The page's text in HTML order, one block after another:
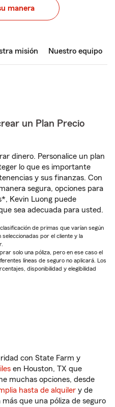
manera
misión Nuestro equipo
un Plan Precio
dinero. Personalice un plan
lo que es importante
y sus finanzas. Con
segura, opciones para
Kevin Luong puede
sea adecuada para usted.
de primas que varían según
por el cliente y la
solo una póliza, pero en ese caso el
líneas de seguro no aplicará. Los
disponibilidad y elegibilidad
con State Farm y
en Houston, TX que
muchas opciones, desde
hasta de alquiler y de
más que una póliza de seguro